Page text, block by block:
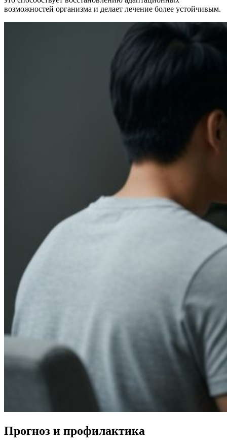
возможностей организма и делает лечение более устойчивым.
Прогноз и профилактика